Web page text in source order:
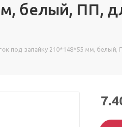
белый, ПП,
под запайку 210*148*55 мм,